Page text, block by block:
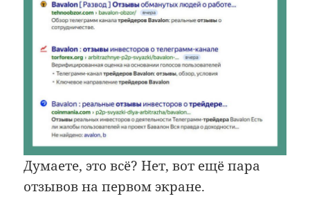
Думаете, это всё? Нет, вот ещё пара
отзывов на первом экране.